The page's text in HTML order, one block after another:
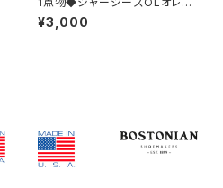
ンライブ黒プリントスウェットパ
ーカーUSA古着メンズLレディ
¥3,000